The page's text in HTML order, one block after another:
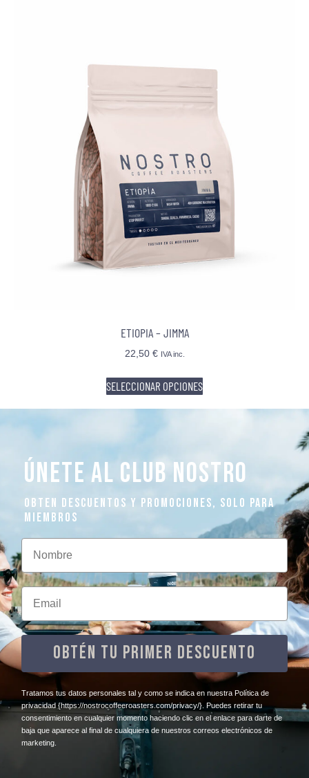
ETIOPIA – JIMMA
22,50 € IVA inc.
SELECCIONAR OPCIONES
ÚNETE AL CLUB NOSTRO
OBTEN DESCUENTOS Y PROMOCIONES, SOLO PARA
MIEMBROS
Nombre
Email
OBTÉN TU PRIMER DESCUENTO
​Tratamos tus datos personales tal y como se indica en nuestra Política de
privacidad {https://nostrocoffeeroasters.com/privacy/} . Puedes retirar tu
consentimiento en cualquier momento haciendo clic en el enlace para darte de
baja que aparece al final de cualquiera de nuestros correos electrónicos de
marketing.